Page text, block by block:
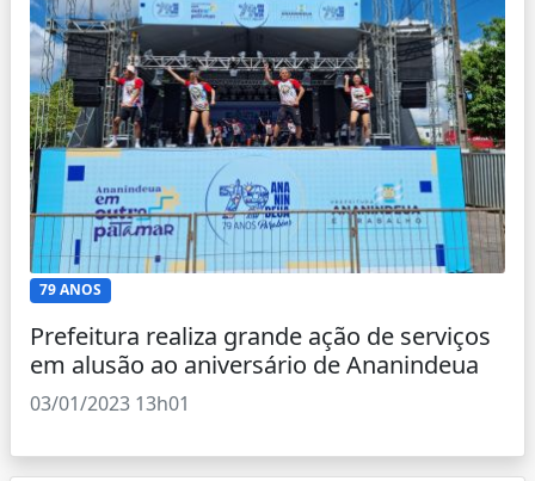
79 ANOS
Prefeitura realiza grande ação de serviços
em alusão ao aniversário de Ananindeua
03/01/2023 13h01